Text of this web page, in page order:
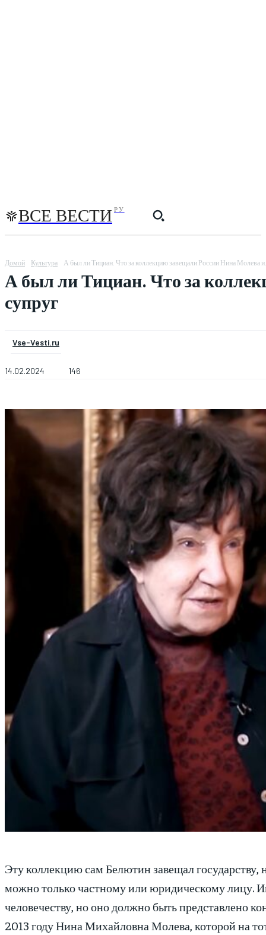
ВСЕ ВЕСТИ РУ
Домой Культура А был ли Тициан. Что за коллекцию завещали России Нина Молева
А был ли Тициан. Что за
супруг
Vse-Vesti.ru
14.02.2024 146
Эту коллекцию сам Белютин завещал государству,
можно только частному или юридическому лицу.
человечеству, но оно должно быть представлено
2013 году Нина Михайловна Молева, которой на